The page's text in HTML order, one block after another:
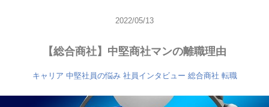
2022/05/13
【総合商社】中堅商社マンの離職理由
キャリア 中堅社員の悩み 社員インタビュー 総合商社 転職